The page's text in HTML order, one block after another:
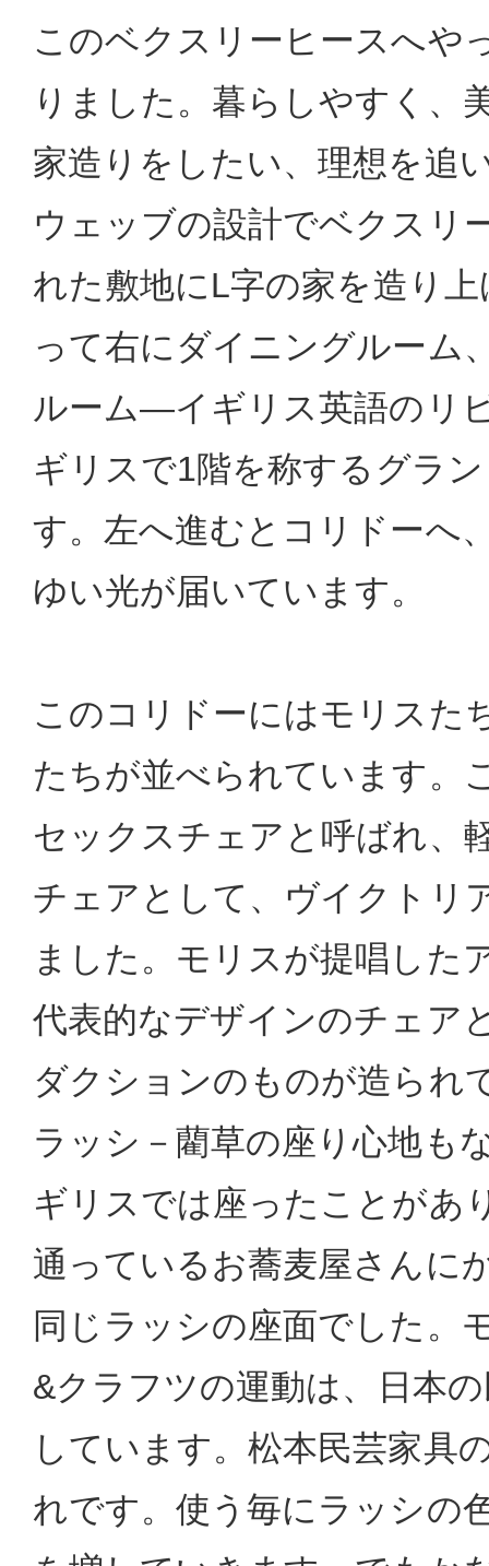
このベクスリーヒースへや
りました。暮らしやすく、
家造りをしたい、理想を追
ウェッブの設計でベクスリ
れた敷地にL字の家を造り
って右にダイニングルーム
ルーム―イギリス英語のリ
ギリスで1階を称するグラ
す。左へ進むとコリドーへ
ゆい光が届いています。
このコリドーにはモリスた
たちが並べられています。
セックスチェアと呼ばれ、
チェアとして、ヴイクトリ
ました。モリスが提唱した
代表的なデザインのチェア
ダクションのものが造られ
ラッシ－藺草の座り心地も
ギリスでは座ったことがあ
通っているお蕎麦屋さんに
同じラッシの座面でした。
&クラフツの運動は、日本
しています。松本民芸家具
れです。使う毎にラッシの